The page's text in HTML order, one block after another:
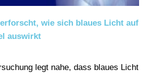
wie sich blaues Licht auf
auswirkt
legt nahe, dass blaues Licht